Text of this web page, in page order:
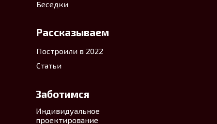
Заботимся
Индивидуальное
проектирование
Беседки
Рассказываем
Построили в 2022
Статьи